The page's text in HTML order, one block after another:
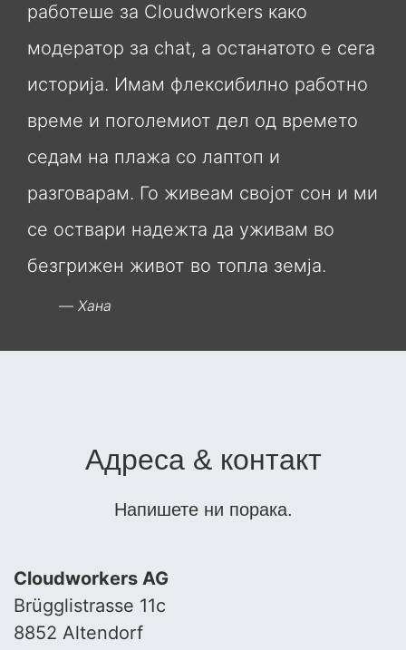
работеше за Cloudworkers како
модератор за chat, а останатото е сега
историја. Имам флексибилно работно
време и поголемиот дел од времето
седам на плажа со лаптоп и
разговарам. Го живеам својот сон и ми
се оствари надежта да уживам во
безгрижен живот во топла земја.
Хана
Адреса & контакт
Напишете ни порака.
Cloudworkers AG
Brügglistrasse 11c
8852 Altendorf